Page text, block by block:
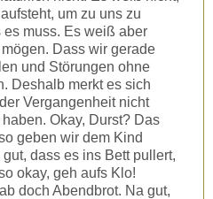
um zu uns zu
es muss. Es weiß aber
Dass wir gerade
und Störungen ohne
Deshalb merkt es sich
Vergangenheit nicht
Okay, Durst? Das
geben wir dem Kind
dass es ins Bett pullert,
okay, geh aufs Klo!
doch Abendbrot. Na gut,